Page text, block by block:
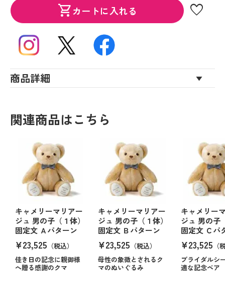
shopping_cartカートに入れる favorite
商品詳細
関連商品はこちら
キャメリーマリアー
ジュ 男の子（１体）
固定文 Ａパターン
¥23,525 （税込）
佳き日の記念に親御様
へ贈る感謝のクマ
キャメリーマリアー
ジュ 男の子（１体）
固定文 Ｂパターン
¥23,525 （税込）
母性の象徴とされるク
マのぬいぐるみ
キャメリー
ジュ 男の子
固定文 Ｃパ
¥23,525 （
ブライダルシ
適な記念ベア